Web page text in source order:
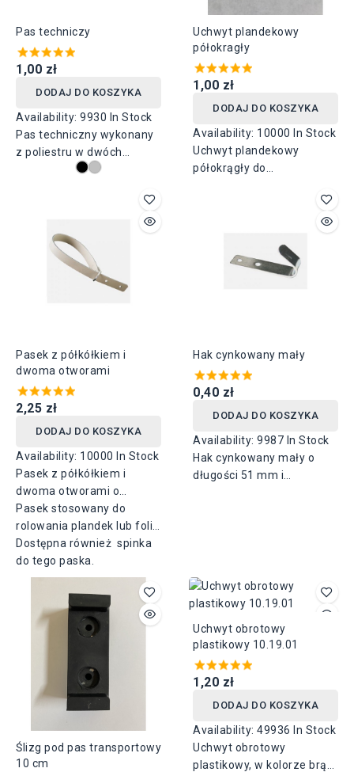
Pas techniczy
1,00 zł
DODAJ DO KOSZYKA
Availability: 9930 In Stock
Pas techniczny wykonany
z poliestru w dwóch
szerokościach 25mm i
25 mm i 3000 kg - 35 mm
Uchwyt plandekowy
półokragły
1,00 zł
DODAJ DO KOSZYKA
Availability: 10000 In Stock
Uchwyt plandekowy
półokrągły do
Wysokość 30 mm, rozstaw
otworów 51 mm. Rozmiar
mierzony wewnątrz
Pasek z półkółkiem i
dwoma otworami
2,25 zł
DODAJ DO KOSZYKA
Availability: 10000 In Stock
Pasek z półkółkiem i
dwoma otworami o
szerokości 20mm i
długościach od 300 do
500mm.
Pasek stosowany do
rolowania plandek lub folii
okiennej.
Dostępna również spinka
do tego paska.
Hak cynkowany mały
0,40 zł
DODAJ DO KOSZYKA
Availability: 9987 In Stock
Hak cynkowany mały o
długości 51 mm i
Ślizg pod pas transportowy
10 cm
Uchwyt obrotowy
plastikowy 10.19.01
1,20 zł
DODAJ DO KOSZYKA
Availability: 49936 In Stock
Uchwyt obrotowy
plastikowy, w kolorze brąz,